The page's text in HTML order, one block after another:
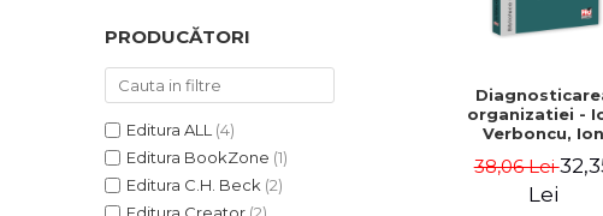
PRODUCĂTORI
Editura ALL (4)
Editura BookZone (1)
Editura C.H. Beck (2)
organizatiei -
Verboncu, Ion
Catalina
38,06 Lei
Lei